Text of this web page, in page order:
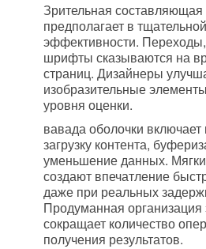
Зрительная составляющая
предполагает в
эффективности.
шрифты сказываются на
страниц. Дизайнеры
изобразительные
уровня оценки.
вавада оболочки
загрузку контента,
уменьшение данных.
создают впечатление
даже при реальных
Продуманная организация
сокращает количество
получения результатов.